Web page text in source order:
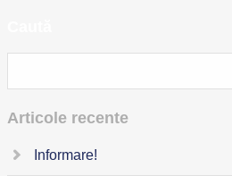
Articole recente
Informare!